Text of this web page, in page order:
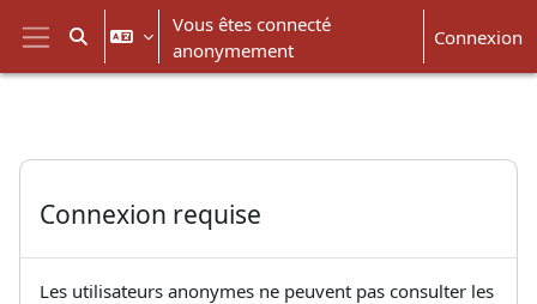
Passer au contenu principal
Panneau latéral
Activer/désactiver la saisie de recherche
Vous êtes connecté
anonymement
Connexion
Connexion requise
Les utilisateurs anonymes ne peuvent pas consulter les